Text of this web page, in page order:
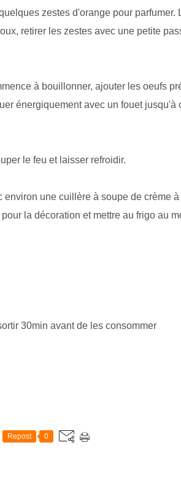
zestes d'orange pour parfumer.
retirer les zestes avec une petite
à bouillonner, ajouter les oeufs
énergiquement avec un fouet jusqu'à
le feu et laisser refroidir.
environ une cuillère à soupe de crème
la décoration et mettre au frigo au
30min avant de les consommer
Repost 0